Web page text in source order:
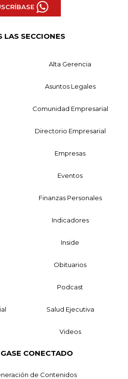
LAS SECCIONES
Alta Gerencia
Asuntos Legales
Comunidad Empresarial
Directorio Empresarial
Empresas
Eventos
Finanzas Personales
Indicadores
Inside
Obituarios
Podcast
Salud Ejecutiva
Videos
CONECTADO
de Contenidos